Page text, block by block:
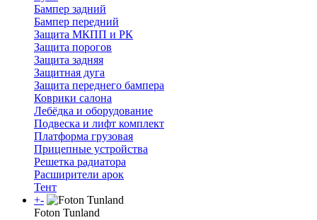
Бампер задний
Бампер передний
Защита МКПП и РК
Защита порогов
Защита задняя
Защитная дуга
Защита переднего бампера
Коврики салона
Лебёдка и оборудование
Подвеска и лифт комплект
Платформа грузовая
Прицепные устройства
Решетка радиатора
Расширители арок
Тент
+-
Foton Tunland